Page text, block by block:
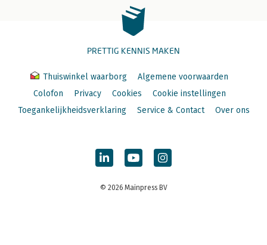
PRETTIG KENNIS MAKEN
Thuiswinkel waarborg
Algemene voorwaarden
Colofon
Privacy Cookies
Cookie instellingen
Toegankelijkheidsverklaring
Service & Contact Over ons
© 2026 Mainpress BV